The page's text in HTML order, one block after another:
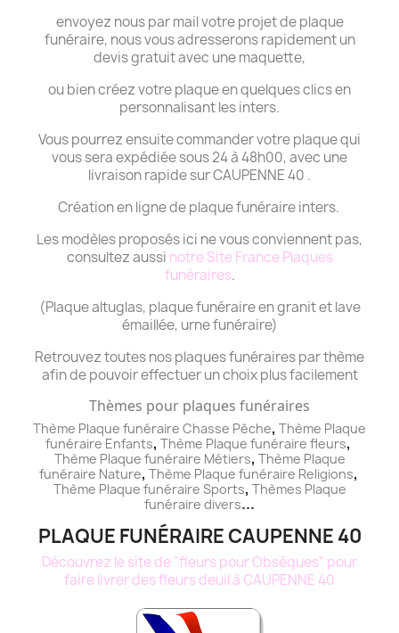
envoyez nous par mail votre projet de plaque
funéraire, nous vous adresserons rapidement un
devis gratuit avec une maquette,
ou bien créez votre plaque en quelques clics en
personnalisant les inters.
Vous pourrez ensuite commander votre plaque qui
vous sera expédiée sous 24 à 48h00, avec une
livraison rapide sur CAUPENNE 40 .
Création en ligne de plaque funéraire inters.
Les modèles proposés ici ne vous conviennent pas,
consultez aussi notre Site France Plaques
funéraires.
(Plaque altuglas, plaque funéraire en granit et lave
émaillée, urne funéraire)
Retrouvez toutes nos plaques funéraires par thème
afin de pouvoir effectuer un choix plus facilement
Thèmes pour plaques funéraires
Thème Plaque funéraire Chasse Pêche, Thème Plaque
funéraire Enfants, Thème Plaque funéraire fleurs,
Thème Plaque funéraire Métiers, Thème Plaque
funéraire Nature, Thème Plaque funéraire Religions,
Thème Plaque funéraire Sports, Thèmes Plaque
funéraire divers...
PLAQUE FUNÉRAIRE CAUPENNE 40
Découvrez le site de "fleurs pour Obsèques" pour
faire livrer des fleurs deuil à CAUPENNE 40